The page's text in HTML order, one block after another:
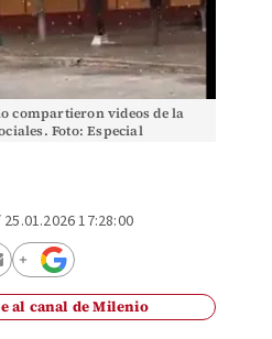
compartieron videos de la
Foto: Especial
25.01.2026 17:28:00
al canal de Milenio